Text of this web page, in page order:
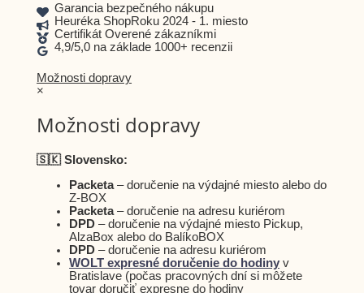
Garancia bezpečného nákupu
Heuréka ShopRoku 2024 - 1. miesto
Certifikát Overené zákazníkmi
4,9/5,0 na základe 1000+ recenzii
Možnosti dopravy
×
Možnosti dopravy
🇸🇰 Slovensko:
Packeta– doručenie na výdajné miesto alebo do
Z-BOX
Packeta– doručenie na adresu kuriérom
DPD – doručenie na výdajné miesto Pickup,
AlzaBox alebo do BalíkoBOX
DPD – doručenie na adresu kuriérom
WOLT expresné doručenie do hodiny v
Bratislave (počas pracovných dní si môžete
tovar doručiť expresne do hodiny